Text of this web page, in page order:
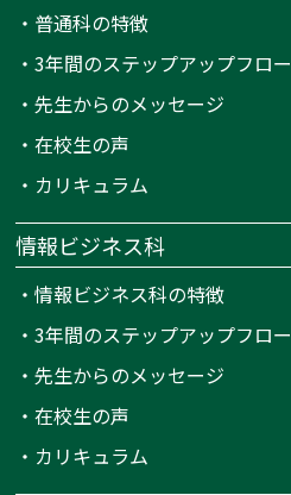
・ 普通科の特徴
・3年間のステップアップフロー
・先生からのメッセージ
・在校生の声
・ カリキュラム
情報ビジネス科
・情報ビジネス科の特徴
・3年間のステップアップフロー
・先生からのメッセージ
・在校生の声
・ カリキュラム